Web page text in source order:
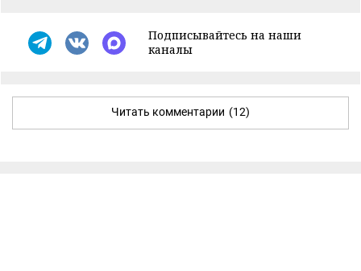
Подписывайтесь на наши
каналы
Читать комментарии (12)